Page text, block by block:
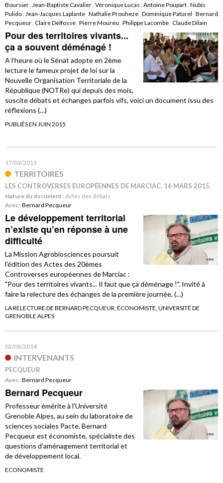
Boursier Jean-Baptiste Cavalier Véronique Lucas Antoine Poupart Nubis
Pulido Jean-Jacques Laplante Nathalie Prouheze Dominique Paturel Bernard
Pecqueur Claire Delfosse Pierre Moureu Philippe Lacombe Claude Dilain
Pour des territoires vivants...
ça a souvent déménagé !
A l’heure où le Sénat adopte en 2ème
lecture le fameux projet de loi sur la
Nouvelle Organisation Territoriale de la
République (NOTRe) qui depuis des mois,
suscite débats et échanges parfois vifs, voici un document issu des
réflexions (…)
PUBLIÉS EN JUIN 2015
17/03/2015
TERRITOIRES
LES CONTROVERSES EUROPÉENNES DE MARCIAC. 16 MARS 2015.
Nature du document :Actes des débats
Avec :Bernard Pecqueur
Le développement territorial
n’existe qu’en réponse à une
difficulté
La Mission Agrobiosciences poursuit
l’édition des Actes des 20èmes
Controverses européennes de Marciac :
"Pour des territoires vivants... Il faut que ça déménage !". Invité à
faire la relecture des échanges de la première journée, (…)
LA RELECTURE DE BERNARD PECQUEUR, ÉCONOMISTE, UNIVERSITÉ DE
GRENOBLE ALPES
02/06/2014
INTERVENANTS
PECQUEUR
Avec :Bernard Pecqueur
Bernard Pecqueur
Professeur émérite à l’Université
Grenoble Alpes, au sein du laboratoire de
sciences sociales Pacte, Bernard
Pecqueur est économiste, spécialiste des
questions d’aménagement territorial et
de développement local.
ECONOMISTE